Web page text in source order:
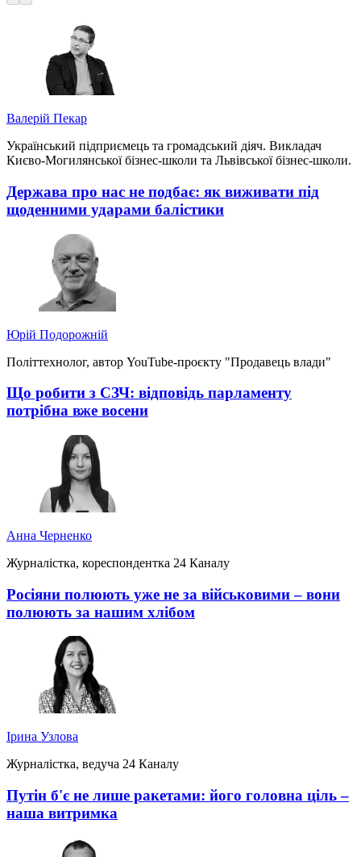
Валерій Пекар
Український підприємець та громадський діяч. Викладач
Києво-Могилянської бізнес-школи та Львівської бізнес-школи.
Держава про нас не подбає: як виживати під
щоденними ударами балістики
Юрій Подорожній
Політтехнолог, автор YouTube-проєкту "Продавець влади"
Що робити з СЗЧ: відповідь парламенту
потрібна вже восени
Анна Черненко
Журналістка, кореспондентка 24 Каналу
Росіяни полюють уже не за військовими – вони
полюють за нашим хлібом
Ірина Узлова
Журналістка, ведуча 24 Каналу
Путін б'є не лише ракетами: його головна ціль –
наша витримка